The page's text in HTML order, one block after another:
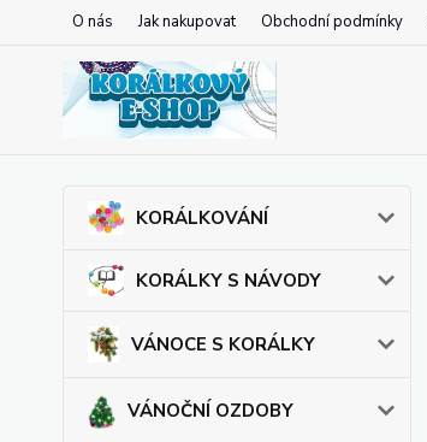
O nás Jak nakupovat Obchodní podmínky
KORÁLKOVÁNÍ
KORÁLKY S NÁVODY
VÁNOCE S KORÁLKY
VÁNOČNÍ OZDOBY